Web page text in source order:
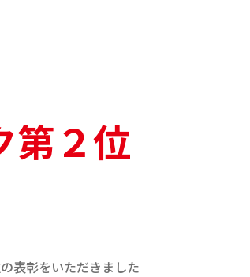
第２位
表彰をいただきました